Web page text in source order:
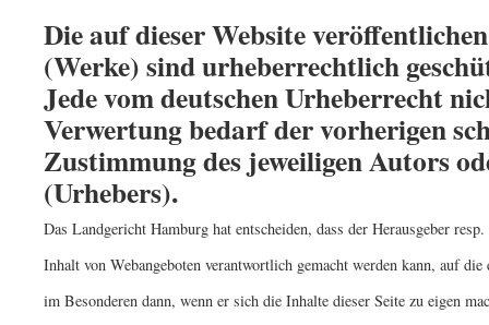
Die auf dieser Website
(Werke) sind urheberrechtlich
Jede vom deutschen Urheberrecht
Verwertung bedarf der vorherigen
Zustimmung des jeweiligen Autors
(Urhebers).
Das Landgericht Hamburg hat entscheiden, dass der Herausgeber
Inhalt von Webangeboten verantwortlich gemacht werden kann, auf
im Besonderen dann, wenn er sich die Inhalte dieser Seite zu eigen